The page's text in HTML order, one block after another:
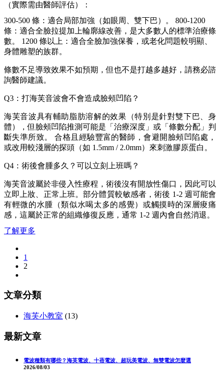
（實際需由醫師評估）：
300-500 條：適合局部加強（如眼周、雙下巴）。 800-1200
條：適合全臉拉提加上輪廓線改善，是大多數人的標準治療條
數。 1200 條以上：適合全臉加強保養，或老化問題較明顯、
身體雕塑的族群。
條數不足導致效果不如預期，但也不是打越多越好，請務必諮
詢醫師建議。
Q3：打海芙音波會不會造成臉頰凹陷？
海芙音波具有輔助脂肪溶解的效果（特別是針對雙下巴、身
體），但臉頰凹陷推測可能是「治療深度」或「條數分配」判
斷失準所致。 合格且經驗豐富的醫師，會避開臉頰凹陷處，
或改用較淺層的探頭（如 1.5mm / 2.0mm）來刺激膠原蛋白。
Q4：術後會腫多久？可以立刻上班嗎？
海芙音波屬於非侵入性療程，術後沒有開放性傷口，因此可以
立即上妝、正常上班。部分體質較敏感者，術後 1-2 週可能會
有輕微的水腫（類似水喝太多的感覺）或觸摸時的深層痠痛
感，這屬於正常的組織修復反應，通常 1-2 週內會自然消退。
了解更多
1
2
文章分類
海芙小教室 (13)
最新文章
電波種類有哪些？海芙電波、十蓓電波、超玩美電波、無雙電波怎麼選
2026/08/03